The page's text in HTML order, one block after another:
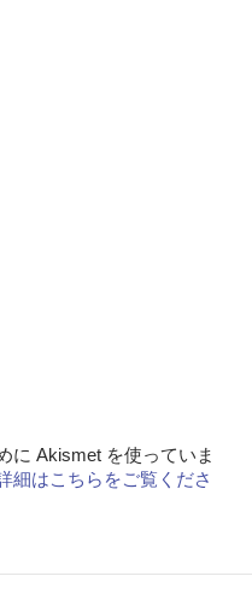
に Akismet を使っていま
細はこちらをご覧くださ